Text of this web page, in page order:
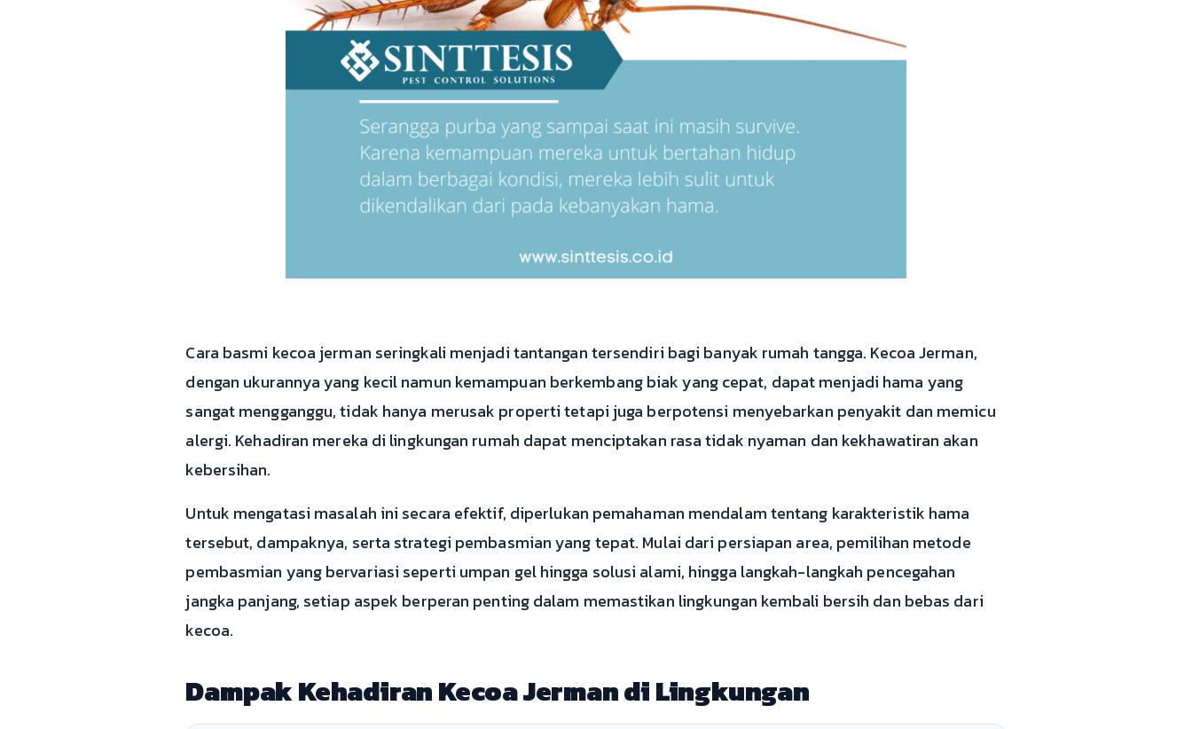
Cara basmi kecoa jerman seringkali menjadi tantangan tersendiri bagi banyak rumah tangga. Kecoa Jerman,
dengan ukurannya yang kecil namun kemampuan berkembang biak yang cepat, dapat menjadi hama yang
sangat mengganggu, tidak hanya merusak properti tetapi juga berpotensi menyebarkan penyakit dan memicu
alergi. Kehadiran mereka di lingkungan rumah dapat menciptakan rasa tidak nyaman dan kekhawatiran akan
kebersihan.
Untuk mengatasi masalah ini secara efektif, diperlukan pemahaman mendalam tentang karakteristik hama
tersebut, dampaknya, serta strategi pembasmian yang tepat. Mulai dari persiapan area, pemilihan metode
pembasmian yang bervariasi seperti umpan gel hingga solusi alami, hingga langkah-langkah pencegahan
jangka panjang, setiap aspek berperan penting dalam memastikan lingkungan kembali bersih dan bebas dari
kecoa.
Dampak Kehadiran Kecoa Jerman di Lingkungan